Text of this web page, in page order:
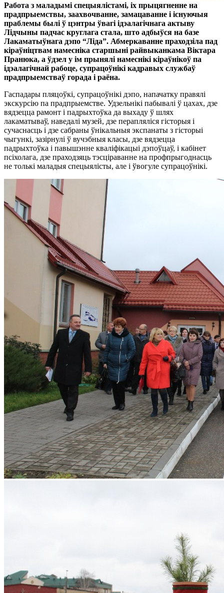
Работа з маладымі спецыялістамі, іх прыцягненне на
прадпрыемствы, заахвочванне, замацаванне і існуючыя
праблемы былі ў цэнтры ўвагі ідэалагічнага актыву
Лідчыны падчас круглага стала, што адбыўся на базе
Лакаматыўнага дэпо “Ліда”. Абмеркаванне праходзіла пад
кіраўніцтвам намесніка старшыні райвыканкама Віктара
Пранюка, а ўдзел у ім прынялі намеснікі кіраўнікоў па
ідэалагічнай рабоце, супрацоўнікі кадравых службаў
прадпрыемстваў горада і раёна.
Гаспадары пляцоўкі, супрацоўнікі дэпо, напачатку правялі
экскурсію па прадпрыемстве. Удзельнікі пабывалі ў цахах, дзе
вядзецца рамонт і падрыхтоўка да выхаду ў шлях
лакаматываў, наведалі музей, дзе перапляліся гісторыя і
сучаснасць і дзе сабраны ўнікальныя экспанаты з гісторыі
чыгункі, зазірнулі ў вучэбныя класы, дзе вядзецца
падрыхтоўка і павышэнне кваліфікацыі дэпоўцаў, і кабінет
псіхолага, дзе праходзяць тэсціраванне на профпрыгоднасць
не толькі маладыя спецыялісты, але і ўвогуле супрацоўнікі.